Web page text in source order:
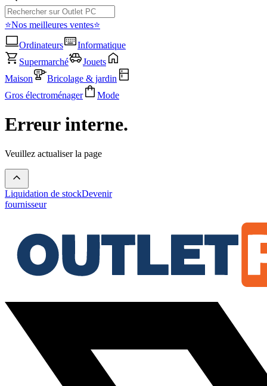
⭐Nos meilleures ventes⭐
Ordinateurs
Informatique
Supermarché
Jouets
Maison
Bricolage & jardin
Gros électroménager
Mode
Erreur interne.
Veuillez actualiser la page
Liquidation de stockDevenir
fournisseur